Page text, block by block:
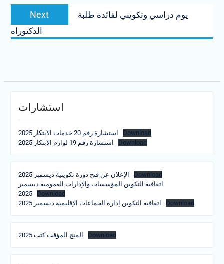
Next
Next
post:
يوم دراسي وتكويني لفائدة طلبة
الدكتوراه
استشارات
استشارة رقم 20 خدمات الابتكار 2025
Download
استشارة رقم 19 لوازم الابتكار 2025
Download
الإعلان عن فتح دورة تكوينية ديسمبر 2025
Download
اتفاقية التكوين المؤسسات والإدارات العمومية ديسمبر
2025
Download
اتفاقية التكوين إدارة الجماعات الإقليمية ديسمبر 2025
Download
المنح المؤقت كتب 2025 Download